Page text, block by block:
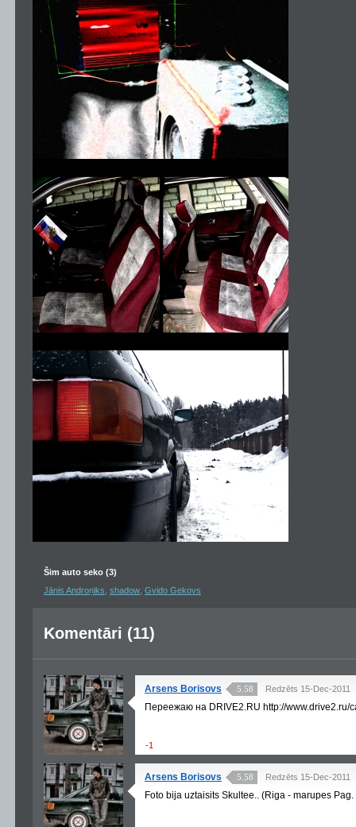
Šim auto seko (3)
Jānis Androņiks, shadow, Gvido Gekovs
Komentāri (11)
Arsens Borisovs 5.58 Redzēts 15-Dec-2011
Переежаю на DRIVE2.RU http://www.drive2.ru/
-1
Arsens Borisovs 5.58 Redzēts 15-Dec-2011
Foto bija uztaisits Skultee.. (Riga - marupes Pag.